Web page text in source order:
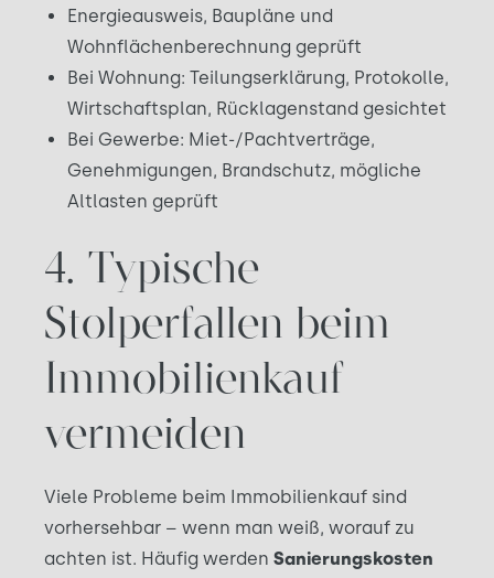
Energieausweis, Baupläne und
Wohnflächenberechnung geprüft
Bei Wohnung: Teilungserklärung, Protokolle,
Wirtschaftsplan, Rücklagenstand gesichtet
Bei Gewerbe: Miet-/Pachtverträge,
Genehmigungen, Brandschutz, mögliche
Altlasten geprüft
4. Typische
Stolperfallen beim
Immobilienkauf
vermeiden
Viele Probleme beim Immobilienkauf sind
vorhersehbar – wenn man weiß, worauf zu
achten ist. Häufig werden Sanierungskosten